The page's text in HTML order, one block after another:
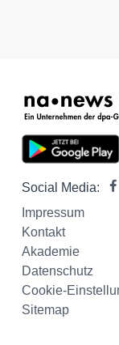
Social Media:
Impressum
Kontakt
Akademie
Datenschutz
Cookie-
Sitemap